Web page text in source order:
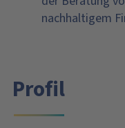
nachhaltigem
Profil